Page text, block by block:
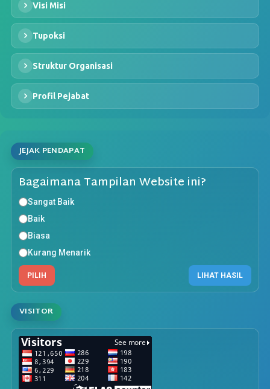
Visi Misi
Tupoksi
Struktur Organisasi
Profil Pejabat
JEJAK PENDAPAT
Bagaimana Tampilan Website ini?
Sangat Baik
Baik
Biasa
Kurang Menarik
PILIH LIHAT HASIL
VISITOR